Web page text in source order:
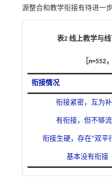
源整合和教学衔接有待进一步
表2 线上教学与
［n=552，
衔接情况
衔接紧密，互为
有衔接，但不够
衔接生硬，存在“双平
基本没有衔接